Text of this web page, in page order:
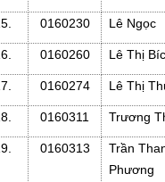
0160230 Lê Ngọc
0160260 Lê Thị
0160274 Lê Thị
0160311 Trương
0160313
Trần
Phương